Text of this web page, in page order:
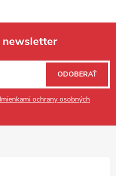
ochrany osobných
ODOBERAŤ